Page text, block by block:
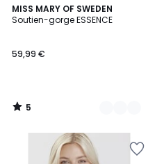
MISS MARY OF SWEDEN
Soutien-gorge ESSENCE
59,99 €
5
/
2
Couleurs
5
/